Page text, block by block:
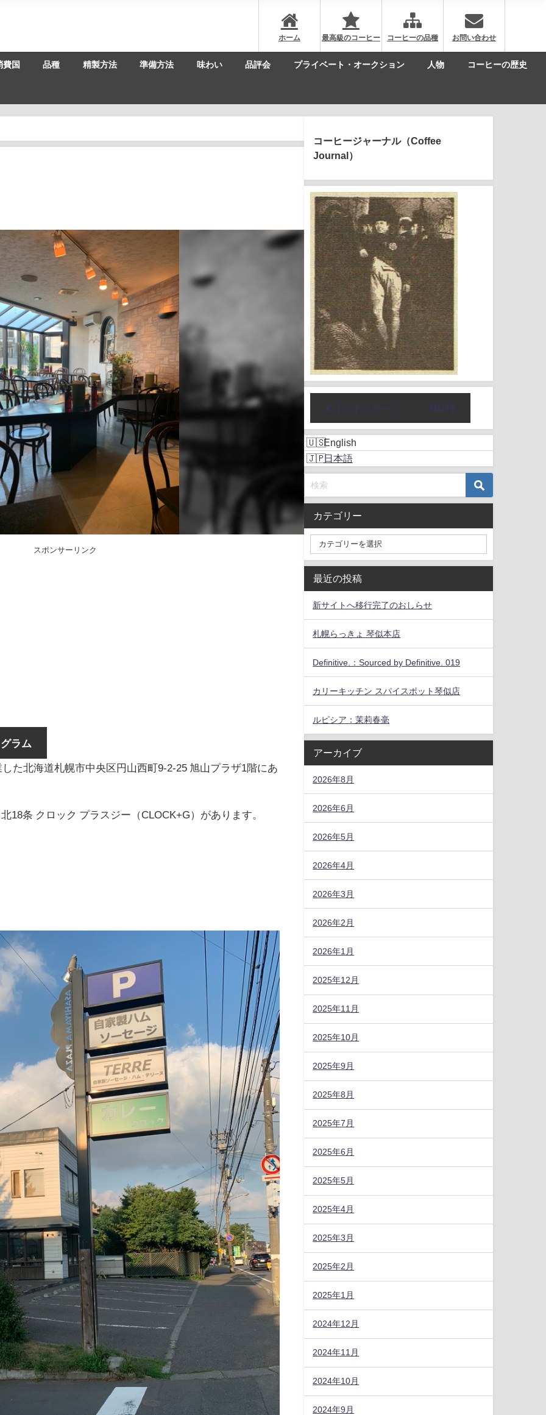
ホーム 最高級のコーヒー コーヒーの品種 お問い合わせ
費国 品種 精製方法 準備方法 味わい 品評会 プライベート・オークション 人物 コーヒーの歴史
スポンサーリンク
ラム
た北海道札幌市中央区円山西町9-2-25 旭山プラザ1階にあ
18条 クロック プラスジー（CLOCK+G）があります。
コーヒージャーナル（Coffee
Journal）
X（ツイッター） NOTE
English
日本語
カテゴリー
最近の投稿
新サイトへ移行完了のおしらせ
札幌らっきょ 琴似本店
Definitive.：Sourced by Definitive. 019
カリーキッチン スパイスポット琴似店
ルピシア：茉莉春毫
アーカイブ
2026年8月
2026年6月
2026年5月
2026年4月
2026年3月
2026年2月
2026年1月
2025年12月
2025年11月
2025年10月
2025年9月
2025年8月
2025年7月
2025年6月
2025年5月
2025年4月
2025年3月
2025年2月
2025年1月
2024年12月
2024年11月
2024年10月
2024年9月